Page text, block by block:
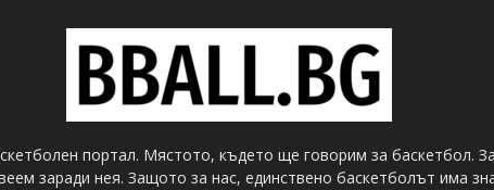
портал. Мястото, където ще говорим за баскетбол.
заради нея. Защото за нас, единствено баскетболът има